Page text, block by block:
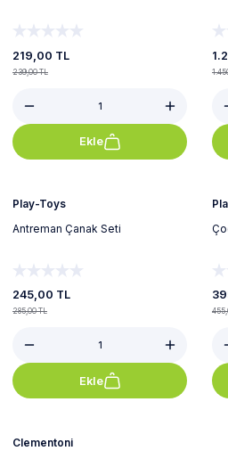
219,00 TL
239,00 TL
Ekle
Play-Toys
Antreman Çanak Seti
245,00 TL
285,00 TL
Ekle
Yeni
Clementoni